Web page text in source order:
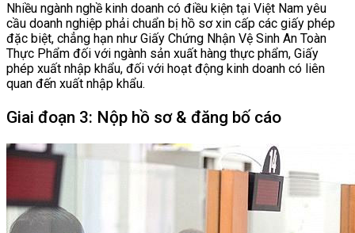
Nhiều ngành nghề kinh doanh có điều kiện tại Việt Nam yêu
cầu doanh nghiệp phải chuẩn bị hồ sơ xin cấp các giấy phép
đặc biệt, chẳng hạn như Giấy Chứng Nhận Vệ Sinh An Toàn
Thực Phẩm đối với ngành sản xuất hàng thực phẩm, Giấy
phép xuất nhập khẩu, đối với hoạt động kinh doanh có liên
quan đến xuất nhập khẩu.
Giai đoạn 3: Nộp hồ sơ & đăng bố cáo